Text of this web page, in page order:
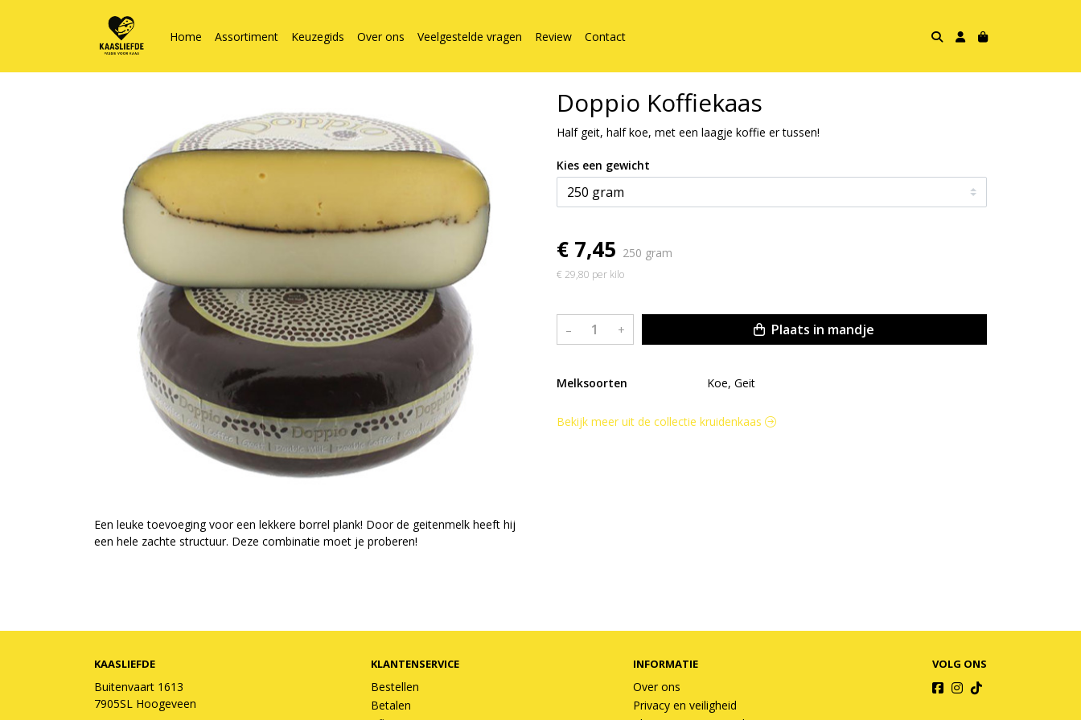
Home Assortiment Keuzegids Over ons Veelgestelde vragen Review Contact
Een leuke toevoeging voor een lekkere borrel plank! Door de geitenmelk heeft hij
een hele zachte structuur. Deze combinatie moet je proberen!
Doppio Koffiekaas
Half geit, half koe, met een laagje koffie er tussen!
Kies een gewicht
€ 7,45 250 gram
€ 29,80 per kilo
– + Plaats in mandje
Melksoorten Koe, Geit
Bekijk meer uit de collectie kruidenkaas
KAASLIEFDE
Buitenvaart 1613
7905SL Hoogeveen
KLANTENSERVICE
Bestellen
Betalen
INFORMATIE
Over ons
Privacy en veiligheid
VOLG ONS